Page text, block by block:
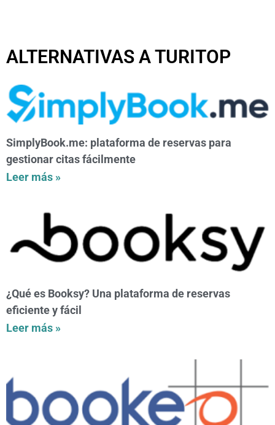
ALTERNATIVAS A TURITOP
SimplyBook.me: plataforma de reservas para
gestionar citas fácilmente
Leer más »
¿Qué es Booksy? Una plataforma de reservas
eficiente y fácil
Leer más »